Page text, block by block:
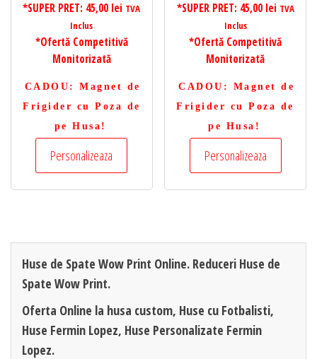
*SUPER PRET: 45,00 lei TVA
Inclus
*Ofertă Competitivă
Monitorizată
CADOU : Magnet de
Frigider cu Poza de
pe Husa!
Personalizeaza
*SUPER PRET: 45,00 lei TVA
Inclus
*Ofertă Competitivă
Monitorizată
CADOU : Magnet de
Frigider cu Poza de
pe Husa!
Personalizeaza
Huse de Spate Wow Print Online. Reduceri Huse de
Spate Wow Print.
Oferta Online la husa custom, Huse cu Fotbalisti,
Huse Fermin Lopez, Huse Personalizate Fermin
Lopez.